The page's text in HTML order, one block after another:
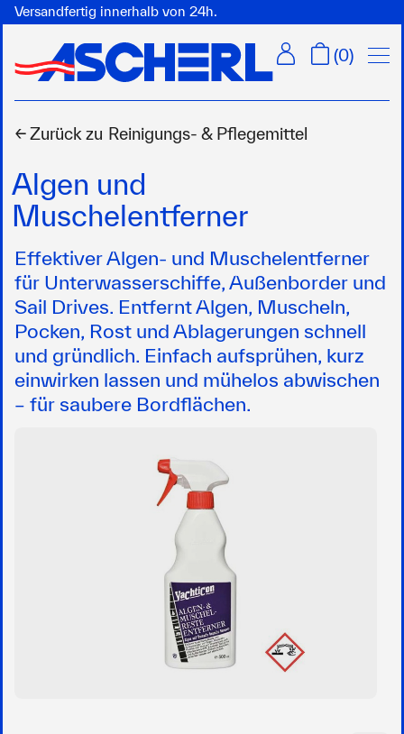
Versandfertig innerhalb von 24h.
(0)
← Zurück zu Reinigungs- & Pflegemittel
Algen und
Muschelentferner
Effektiver Algen- und Muschelentferner
für Unterwasserschiffe, Außenborder und
Sail Drives. Entfernt Algen, Muscheln,
Pocken, Rost und Ablagerungen schnell
und gründlich. Einfach aufsprühen, kurz
einwirken lassen und mühelos abwischen
– für saubere Bordflächen.